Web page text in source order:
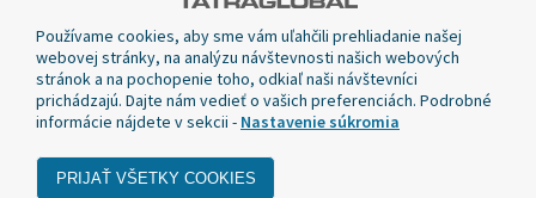
© 2020 Tatraglobal, Všetky práva vyhradené.
Používame cookies, aby sme vám uľahčili prehliadanie našej
webovej stránky, na analýzu návštevnosti našich webových
stránok a na pochopenie toho, odkiaľ naši návštevníci
prichádzajú. Dajte nám vedieť o vašich preferenciách. Podrobné
informácie nájdete v sekcii - Nastavenie súkromia